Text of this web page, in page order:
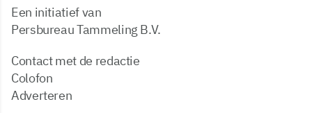
Een initiatief van
Persbureau Tammeling B.V.
Contact met de redactie
Colofon
Adverteren